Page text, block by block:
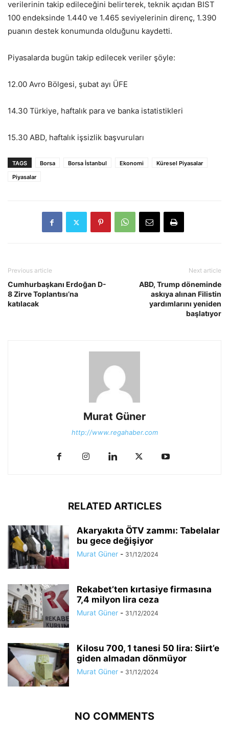
verilerinin takip edileceğini belirterek, teknik açıdan BIST
100 endeksinde 1.440 ve 1.465 seviyelerinin direnç, 1.390
puanın destek konumunda olduğunu kaydetti.
Piyasalarda bugün takip edilecek veriler şöyle:
12.00 Avro Bölgesi, şubat ayı ÜFE
14.30 Türkiye, haftalık para ve banka istatistikleri
15.30 ABD, haftalık işsizlik başvuruları
TAGS Borsa Borsa İstanbul Ekonomi
Küresel Piyasalar
Piyasalar
Previous article
Cumhurbaşkanı Erdoğan D-
8 Zirve Toplantısı’na
katılacak
Next article
ABD, Trump döneminde
askıya alınan Filistin
yardımlarını yeniden
başlatıyor
Murat Güner
http://www.regahaber.com
RELATED ARTICLES
Akaryakıta ÖTV zammı: Tabelalar
bu gece değişiyor
Murat Güner - 31/12/2024
Rekabet’ten kırtasiye firmasına
7,4 milyon lira ceza
Murat Güner - 31/12/2024
Kilosu 700, 1 tanesi 50 lira: Siirt’e
giden almadan dönmüyor
Murat Güner - 31/12/2024
NO COMMENTS